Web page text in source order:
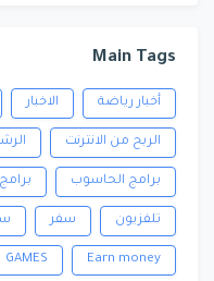
Main Tags
أخبار رياضة الاخبار
الربح من الانترنت
برامج الحاسوب
تلفزيون سفر
Earn money
GAMES